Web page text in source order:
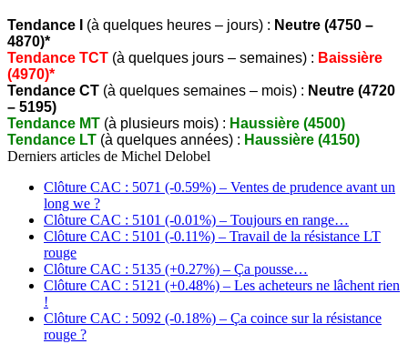
Tendance I (à quelques heures – jours) : Neutre (4750 –
4870)*
Tendance TCT (à quelques jours – semaines) : Baissière
(4970)*
Tendance CT (à quelques semaines – mois) : Neutre (4720
– 5195)
Tendance MT (à plusieurs mois) : Haussière (4500)
Tendance LT (à quelques années) : Haussière (4150)
Derniers articles de Michel Delobel
Clôture CAC : 5071 (-0.59%) – Ventes de prudence avant un
long we ?
Clôture CAC : 5101 (-0.01%) – Toujours en range…
Clôture CAC : 5101 (-0.11%) – Travail de la résistance LT
rouge
Clôture CAC : 5135 (+0.27%) – Ça pousse…
Clôture CAC : 5121 (+0.48%) – Les acheteurs ne lâchent rien
!
Clôture CAC : 5092 (-0.18%) – Ça coince sur la résistance
rouge ?